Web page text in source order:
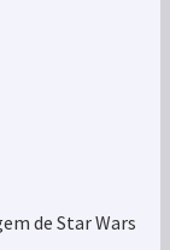
de Star Wars